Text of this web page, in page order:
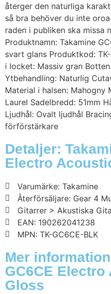
återger den naturliga
så bra behöver du inte
raden i publiken ska missa
Produktnamn: Takamine
svart glans Produktkod:
i locket: Massiv gran
Ytbehandling: Naturlig
Material i halsen: Mahogny
Laurel Sadelbredd: 51mm
Ljudhål: Ovalt ljudhål
förförstärkare
Detaljer:
Electro
Varumärke: Takamine
Återförsäljare: Gear 4
Gitarrer > Akustiska
EAN: 190262041238
MPN: TK-GC6CE-BLK
Mer
GC6CE
Gloss